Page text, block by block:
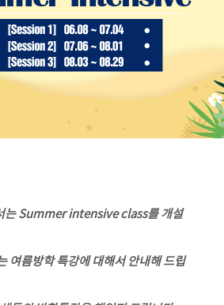
는 Summer intensive class를 개설
여름방학 특강에 대해서 안내해 드립